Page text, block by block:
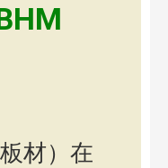
材）在